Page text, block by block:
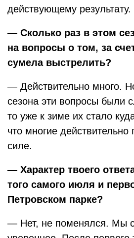
действующему результату.
— Сколько раз в этом
на вопросы о том, за
сумела выстрелить?
— Действительно много.
сезона эти вопросы были
то уже к зиме их стало
что многие
силе.
— Характер твоего
того самого июля и
Петровском парке?
— Нет, не поменялся. Мы